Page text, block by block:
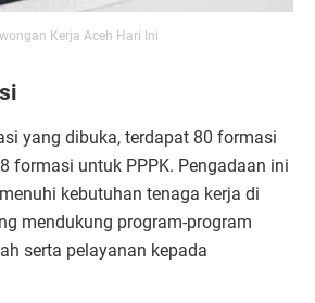
Kerja Aceh Hari Ini
yang dibuka, terdapat 80 formasi
formasi untuk PPPK. Pengadaan ini
kebutuhan tenaga kerja di
mendukung program-program
serta pelayanan kepada